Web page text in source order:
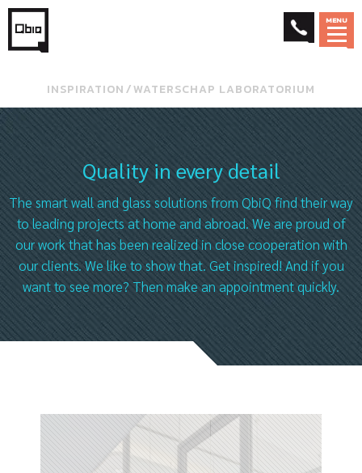
MENU
INSPIRATION ⁄WATERSCHAP LABORATORIUM
Quality in every detail
The smart wall and glass solutions from QbiQ find their way
to leading projects at home and abroad. We are proud of
our work that has been realized in close cooperation with
our clients. We like to show that. Get inspired! And if you
want to see more? Then make an appointment quickly.